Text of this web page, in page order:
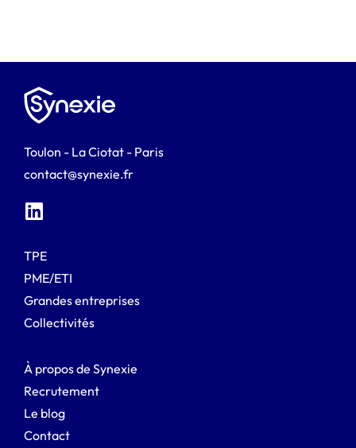
Toulon - La Ciotat - Paris
contact@synexie.fr
TPE
PME/ETI
Grandes entreprises
Collectivités
À propos de Synexie
Recrutement
Le blog
Contact